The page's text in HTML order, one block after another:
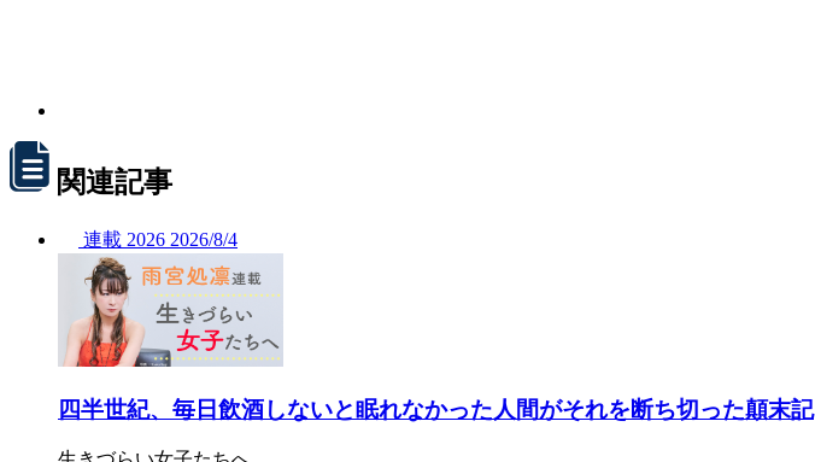
関連記事
連載 2026 2026/8/4
四半世紀、毎日飲酒しないと眠れなかった人間がそれを断ち切った顛末記